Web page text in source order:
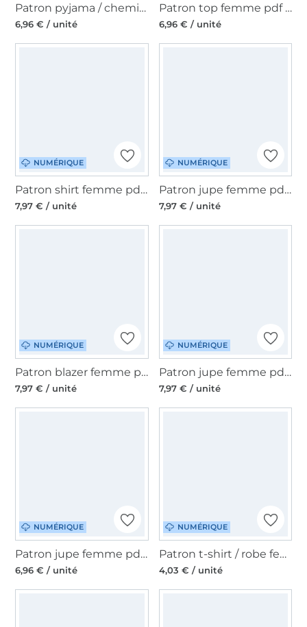
Patron pyjama / chemise de nuit femme pdf Liberdade Erbsünde, en allemand
6,96 € / unité
Patron top femme pdf Goiaba Erbsünde, en allemand
6,96 € / unité
NUMÉRIQUE
Patron shirt femme pdf Lime Erbsünde, en allemand
7,97 € / unité
NUMÉRIQUE
Patron jupe femme pdf Escadaria Erbsünde, en allemand
7,97 € / unité
NUMÉRIQUE
Patron blazer femme pdf Lilia Erbsünde, en allemand
7,97 € / unité
NUMÉRIQUE
Patron jupe femme pdf Gloriosa Erbsünde, en allemand
7,97 € / unité
NUMÉRIQUE
Patron jupe femme pdf Baru Erbsünde, en allemand
6,96 € / unité
NUMÉRIQUE
Patron t-shirt / robe femme pdf Uva Erbsünde, en allemand
4,03 € / unité